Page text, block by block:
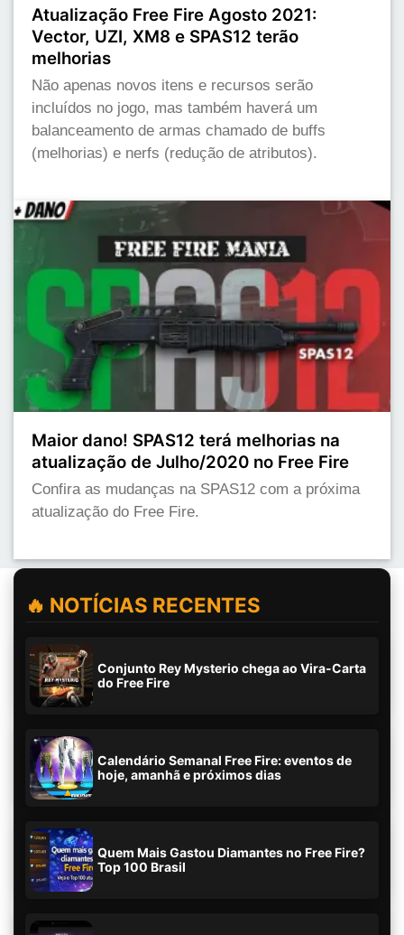
Atualização Free Fire Agosto 2021:
Vector, UZI, XM8 e SPAS12 terão
melhorias
Não apenas novos itens e recursos serão
incluídos no jogo, mas também haverá um
balanceamento de armas chamado de buffs
(melhorias) e nerfs (redução de atributos).
Maior dano! SPAS12 terá melhorias na
atualização de Julho/2020 no Free Fire
Confira as mudanças na SPAS12 com a próxima
atualização do Free Fire.
🔥 NOTÍCIAS RECENTES
Conjunto Rey Mysterio chega ao Vira-Carta
do Free Fire
Calendário Semanal Free Fire: eventos de
hoje, amanhã e próximos dias
Quem Mais Gastou Diamantes no Free Fire?
Top 100 Brasil